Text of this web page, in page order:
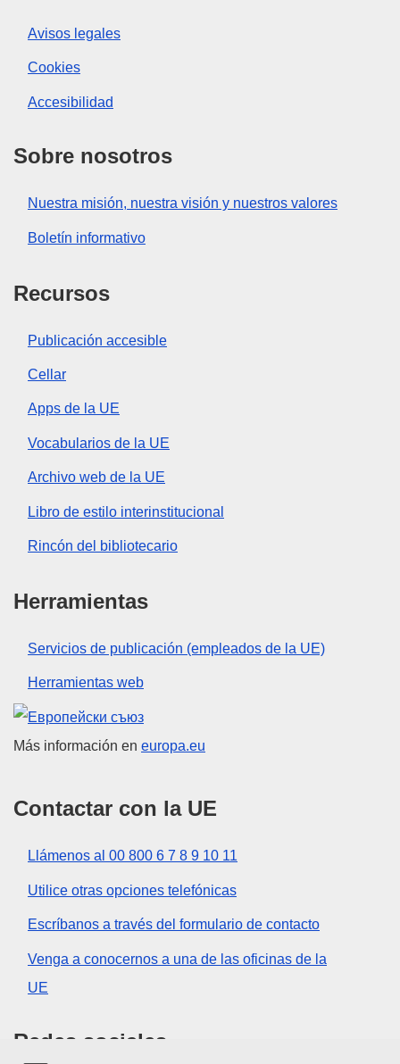
Avisos legales
Cookies
Accesibilidad
Sobre nosotros
Nuestra misión, nuestra visión y nuestros valores
Boletín informativo
Recursos
Publicación accesible
Cellar
Apps de la UE
Vocabularios de la UE
Archivo web de la UE
Libro de estilo interinstitucional
Rincón del bibliotecario
Herramientas
Servicios de publicación (empleados de la UE)
Herramientas web
Unión Europea
Más información en europa.eu
Contactar con la UE
Llámenos al 00 800 6 7 8 9 10 11
Utilice otras opciones telefónicas
Escríbanos a través del formulario de contacto
Venga a conocernos a una de las oficinas de la
UE
Redes sociales